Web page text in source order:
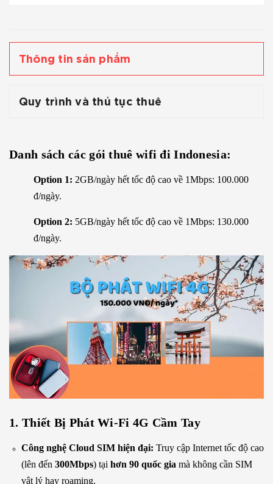
Thông tin sản phẩm
Quy trình và thủ tục thuê
Danh sách các gói thuê wifi đi Indonesia:
Option 1: 2GB/ngày hết tốc độ cao về 1Mbps: 100.000
đ/ngày.
Option 2: 5GB/ngày hết tốc độ cao về 1Mbps: 130.000
đ/ngày.
1. Thiết Bị Phát Wi-Fi 4G Cầm Tay
Công nghệ Cloud SIM hiện đại: Truy cập Internet tốc độ cao
(lên đến 300Mbps) tại hơn 90 quốc gia mà không cần SIM
vật lý hay roaming.